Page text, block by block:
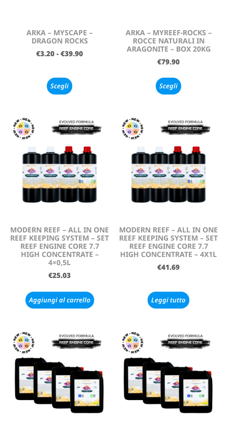
ARKA – MYSCAPE –
DRAGON ROCKS
€3.20 - €39.90
Scegli
ARKA – MYREEF-ROCKS –
ROCCE NATURALI IN
ARAGONITE – BOX 20KG
€79.90
Scegli
MODERN REEF – ALL IN ONE
REEF KEEPING SYSTEM – SET
REEF ENGINE CORE 7.7
HIGH CONCENTRATE –
4×0,5L
€25.03
Aggiungi al carrello
MODERN REEF – ALL IN ONE
REEF KEEPING SYSTEM – SET
REEF ENGINE CORE 7.7
HIGH CONCENTRATE – 4X1L
€41.69
Leggi tutto